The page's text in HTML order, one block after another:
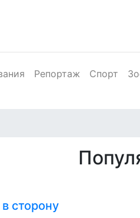
Репортаж Спорт
сторону